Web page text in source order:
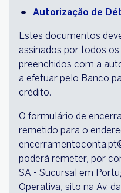
Autorização de
Estes documentos
assinados por todos
preenchidos com a
a efetuar pelo Banco
crédito.
O formulário de
remetido para o
poderá remeter, por
SA - Sucursal em
Operativa, sito na Av.